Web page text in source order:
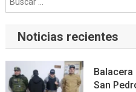
Noticias recientes
Balacera
San